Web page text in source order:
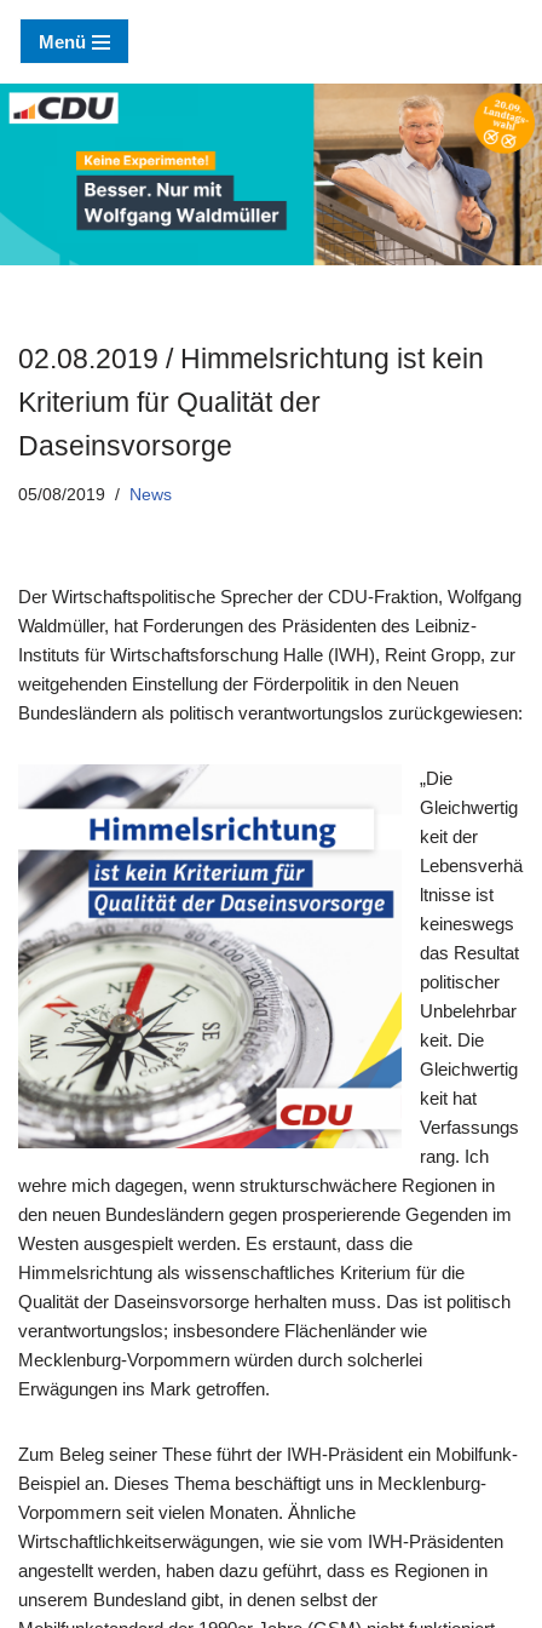
Zum
Inhalt
springen
Menü
02.08.2019 / Himmelsrichtung ist kein
Kriterium für Qualität der
Daseinsvorsorge
05/08/2019 News
Der Wirtschaftspolitische Sprecher der CDU-Fraktion, Wolfgang
Waldmüller, hat Forderungen des Präsidenten des Leibniz-
Instituts für Wirtschaftsforschung Halle (IWH), Reint Gropp, zur
weitgehenden Einstellung der Förderpolitik in den Neuen
Bundesländern als politisch verantwortungslos zurückgewiesen:
„Die
Gleichwertig
keit der
Lebensverhä
ltnisse ist
keineswegs
das Resultat
politischer
Unbelehrbar
keit. Die
Gleichwertig
keit hat
Verfassungs
rang. Ich
wehre mich dagegen, wenn strukturschwächere Regionen in
den neuen Bundesländern gegen prosperierende Gegenden im
Westen ausgespielt werden. Es erstaunt, dass die
Himmelsrichtung als wissenschaftliches Kriterium für die
Qualität der Daseinsvorsorge herhalten muss. Das ist politisch
verantwortungslos; insbesondere Flächenländer wie
Mecklenburg-Vorpommern würden durch solcherlei
Erwägungen ins Mark getroffen.
Zum Beleg seiner These führt der IWH-Präsident ein Mobilfunk-
Beispiel an. Dieses Thema beschäftigt uns in Mecklenburg-
Vorpommern seit vielen Monaten. Ähnliche
Wirtschaftlichkeitserwägungen, wie sie vom IWH-Präsidenten
angestellt werden, haben dazu geführt, dass es Regionen in
unserem Bundesland gibt, in denen selbst der